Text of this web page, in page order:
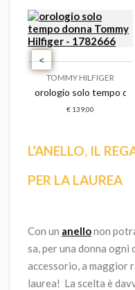
donna swarovski illumina -
TOMMY HILFIGER
orologio solo tempo
€ 139,00
<
L’ANELLO, IL
PER LA LAUREA
Con un anellonon
sa, per una donna ogni
accessorio, a maggior
laurea! La scelta è